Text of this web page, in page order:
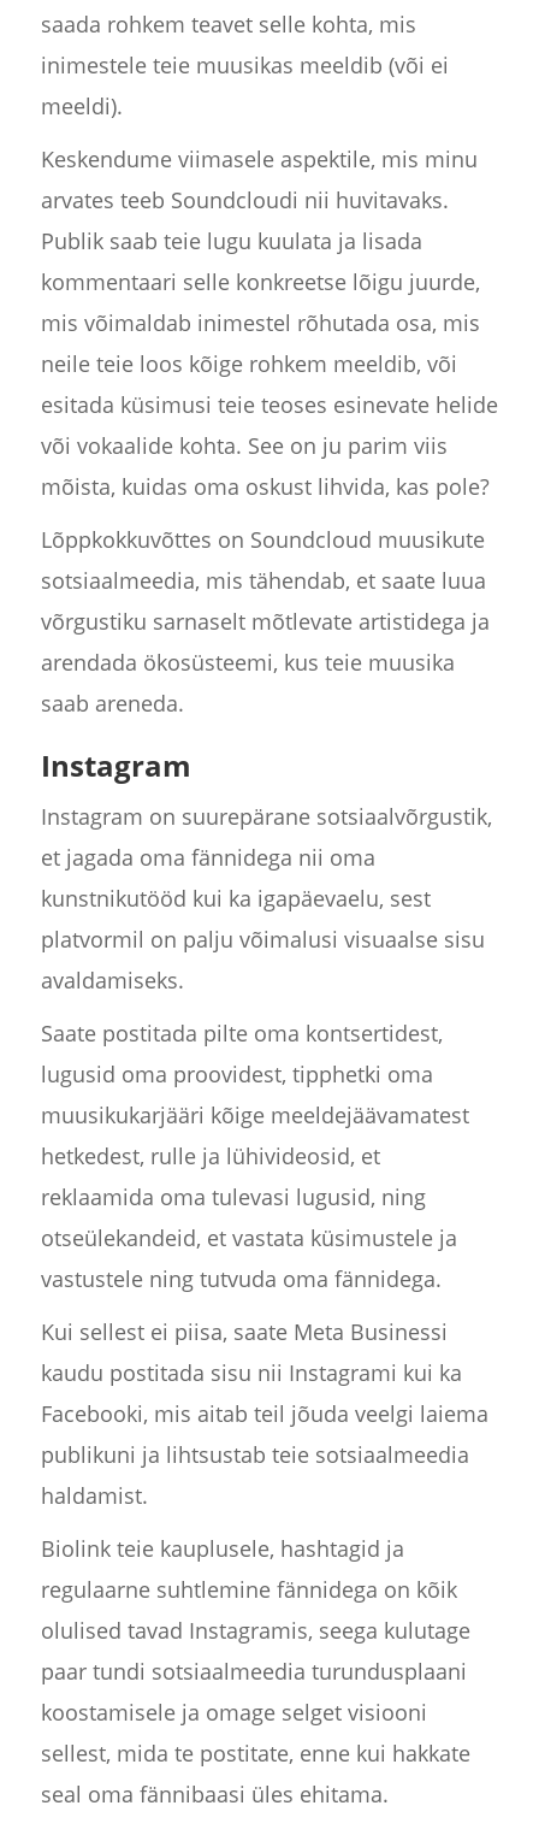
saada rohkem teavet selle kohta, mis
inimestele teie muusikas meeldib (või ei
meeldi).
Keskendume viimasele aspektile, mis minu
arvates teeb Soundcloudi nii huvitavaks.
Publik saab teie lugu kuulata ja lisada
kommentaari selle konkreetse lõigu juurde,
mis võimaldab inimestel rõhutada osa, mis
neile teie loos kõige rohkem meeldib, või
esitada küsimusi teie teoses esinevate helide
või vokaalide kohta. See on ju parim viis
mõista, kuidas oma oskust lihvida, kas pole?
Lõppkokkuvõttes on Soundcloud muusikute
sotsiaalmeedia, mis tähendab, et saate luua
võrgustiku sarnaselt mõtlevate artistidega ja
arendada ökosüsteemi, kus teie muusika
saab areneda.
Instagram
Instagram on suurepärane sotsiaalvõrgustik,
et jagada oma fännidega nii oma
kunstnikutööd kui ka igapäevaelu, sest
platvormil on palju võimalusi visuaalse sisu
avaldamiseks.
Saate postitada pilte oma kontsertidest,
lugusid oma proovidest, tipphetki oma
muusikukarjääri kõige meeldejäävamatest
hetkedest, rulle ja lühivideosid, et
reklaamida oma tulevasi lugusid, ning
otseülekandeid, et vastata küsimustele ja
vastustele ning tutvuda oma fännidega.
Kui sellest ei piisa, saate Meta Businessi
kaudu postitada sisu nii Instagrami kui ka
Facebooki, mis aitab teil jõuda veelgi laiema
publikuni ja lihtsustab teie sotsiaalmeedia
haldamist.
Biolink teie kauplusele, hashtagid ja
regulaarne suhtlemine fännidega on kõik
olulised tavad Instagramis, seega kulutage
paar tundi sotsiaalmeedia turundusplaani
koostamisele ja omage selget visiooni
sellest, mida te postitate, enne kui hakkate
seal oma fännibaasi üles ehitama.